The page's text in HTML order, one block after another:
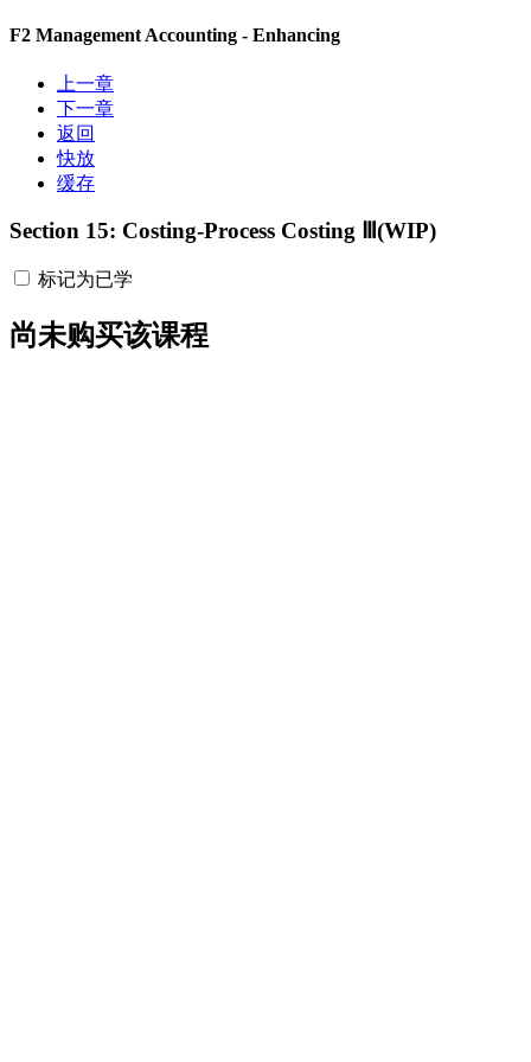
F2 Management Accounting - Enhancing
上一章
下一章
返回
快放
缓存
Section 15: Costing-Process Costing Ⅲ(WIP)
标记为已学
尚未购买该课程